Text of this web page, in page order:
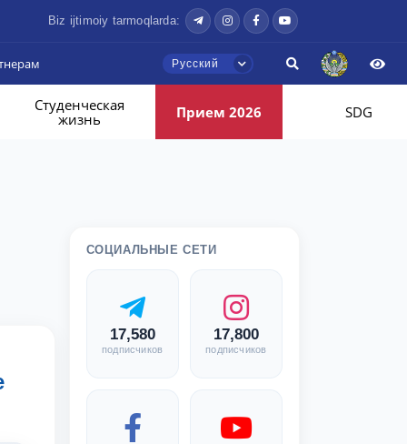
Biz ijtimoiy tarmoqlarda:
Русский
Студенческая
жизнь
Прием 2026 SDG
СОЦИАЛЬНЫЕ СЕТИ
17,580
подписчиков
17,800
подписчиков